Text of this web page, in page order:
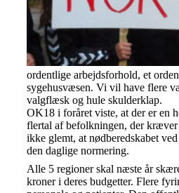
ordentlige arbejdsforhold, et
sygehusvæsen. Vi vil have flere
valgflæsk og hule skulderklap.
OK18 i foråret viste, at der er en
flertal af befolkningen, der
ikke glemt, at nødberedskabet
den daglige normering.
Alle 5 regioner skal næste år
kroner i deres budgetter. Flere